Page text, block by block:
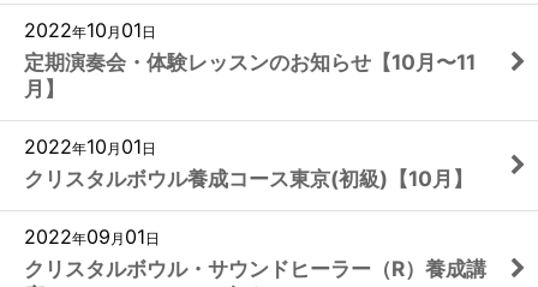
2022年10 月 01 日
定期演奏会・体験レッスンのお知らせ【10月〜11
月】
2022年10 月 01 日
クリスタルボウル養成コース東京(初級)【10月】
2022年09 月 01 日
クリスタルボウル・サウンドヒーラー（R）養成講